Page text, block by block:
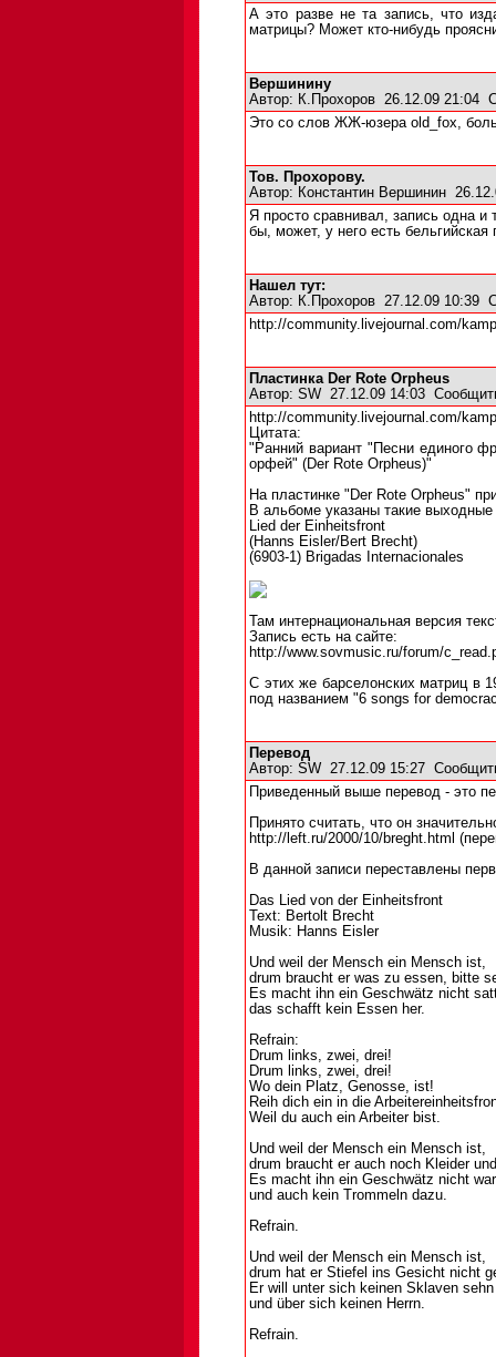
А это разве не та запись, что
матрицы? Может кто-нибудь
Вершинину
Автор: К.Прохоров 26.12.09 21:04
Это со слов ЖЖ-юзера old_fox,
Тов. Прохорову.
Автор: Константин Вершинин
Я просто сравнивал, запись одна
бы, может, у него есть бельгийская
Нашел тут:
Автор: К.Прохоров 27.12.09 10:39
http://community.livejournal.com/
Пластинка Der Rote Orpheus
Автор: SW 27.12.09 14:03
http://community.livejournal.com/
Цитата:
"Ранний вариант "Песни единого
орфей" (Der Rote Orpheus)"
На пластинке "Der Rote Orpheus"
В альбоме указаны такие
Lied der Einheitsfront
(Hanns Eisler/Bert Brecht)
(6903-1) Brigadas Internacionales
Там интернациональная версия
Запись есть на сайте:
http://www.sovmusic.ru/forum/
С этих же барселонских матриц в
под названием "6 songs for
Перевод
Автор: SW 27.12.09 15:27
Приведенный выше перевод - это
Принято считать, что он
http://left.ru/2000/10/breght.html
В данной записи переставлены
Das Lied von der Einheitsfront
Text: Bertolt Brecht
Musik: Hanns Eisler
Und weil der Mensch ein Mensch ist,
drum braucht er was zu essen, bitte
Es macht ihn ein Geschwätz nicht
das schafft kein Essen her.
Refrain:
Drum links, zwei, drei!
Drum links, zwei, drei!
Wo dein Platz, Genosse, ist!
Reih dich ein in die
Weil du auch ein Arbeiter bist.
Und weil der Mensch ein Mensch ist,
drum braucht er auch noch Kleider
Es macht ihn ein Geschwätz nicht
und auch kein Trommeln dazu.
Refrain.
Und weil der Mensch ein Mensch ist,
drum hat er Stiefel ins Gesicht nicht
Er will unter sich keinen Sklaven sehn
und über sich keinen Herrn.
Refrain.